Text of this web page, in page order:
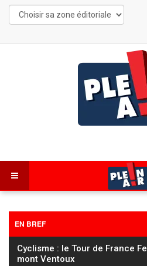
EN BREF
Grandfontaine : un important
habitation et un salon de